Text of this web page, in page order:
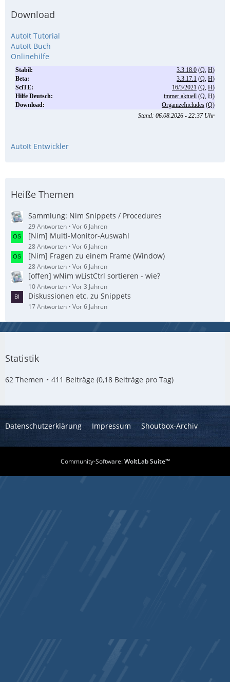
Download
AutoIt Tutorial
AutoIt Buch
Onlinehilfe
AutoIt Entwickler
Heiße Themen
​Sammlung: Nim Snippets / Procedures
29 Antworten Vor 6 Jahren
[Nim] Multi-Monitor-Auswahl
28 Antworten Vor 6 Jahren
[Nim] Fragen zu einem Frame (Window)
28 Antworten Vor 6 Jahren
[offen] wNim wListCtrl sortieren - wie?
10 Antworten Vor 3 Jahren
Diskussionen etc. zu Snippets
17 Antworten Vor 6 Jahren
Statistik
62 Themen 411 Beiträge (0,18 Beiträge pro Tag)
Datenschutzerklärung Impressum Shoutbox-Archiv
Community-Software:WoltLab Suite™